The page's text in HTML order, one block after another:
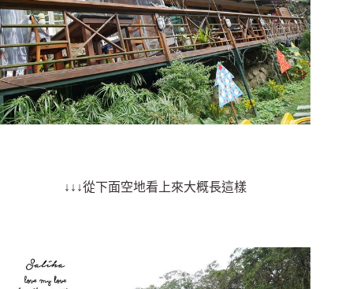
↓↓↓從下面空地看上來大概長這樣